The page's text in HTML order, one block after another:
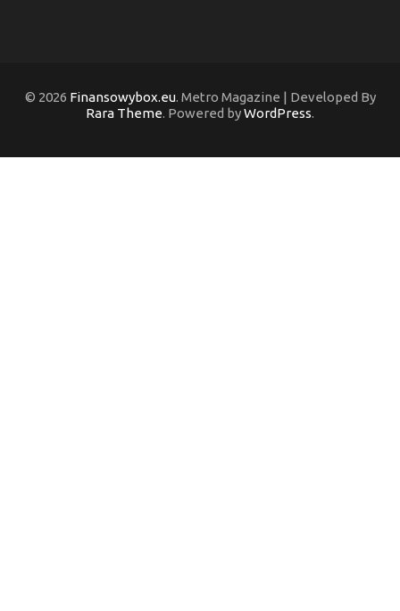
© 2026 Finansowybox.eu. Metro Magazine | Developed By
Rara Theme. Powered byWordPress.